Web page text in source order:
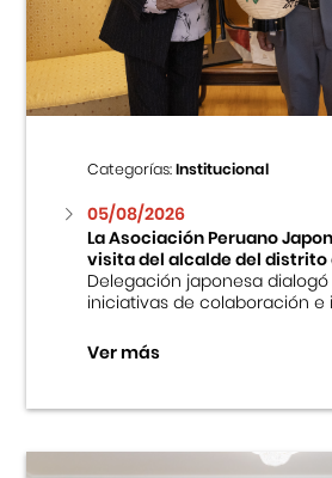
Centro Cultural Peruano
Cursos
Museo de la Inmigración
Fondo Editorial
Teatro Peruano Japonés
Categorías:Institucional
05/08/2026
La Asociación Peruano
visita del alcalde del distrito
Delegación japonesa
iniciativas de colaboración e
Ver más